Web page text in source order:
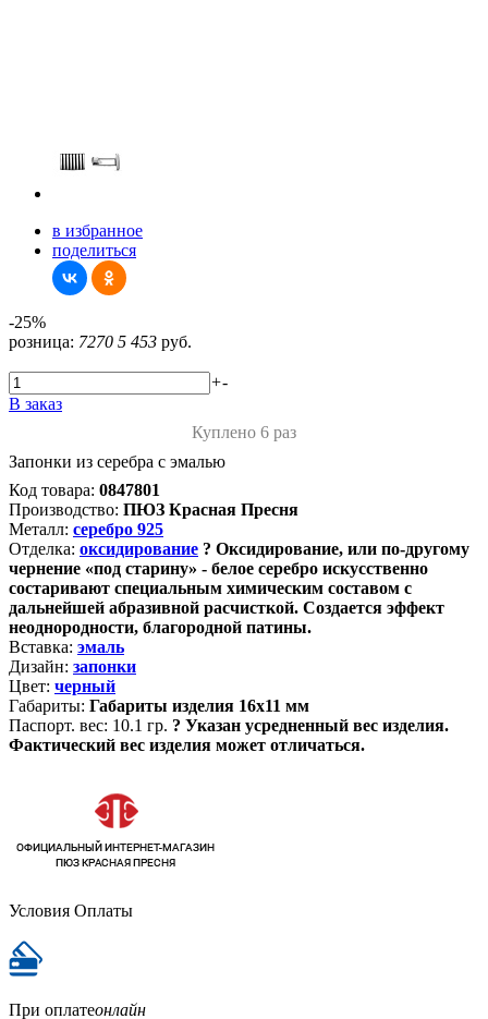
в избранное
поделиться
-25%
розница: 7270 5 453 руб.
+-
В заказ
Куплено 6 раз
Запонки из серебра с эмалью
Код товара: 0847801
Производство: ПЮЗ Красная Пресня
Металл: серебро 925
Отделка: оксидирование ? Оксидирование, или по-другому
чернение «под старину» - белое серебро искусственно
состаривают специальным химическим составом с
дальнейшей абразивной расчисткой. Создается эффект
неоднородности, благородной патины.
Вставка: эмаль
Дизайн: запонки
Цвет: черный
Габариты: Габариты изделия 16х11 мм
Паспорт. вес: 10.1 гр. ? Указан усредненный вес изделия.
Фактический вес изделия может отличаться.
Условия Оплаты
При оплатеонлайн